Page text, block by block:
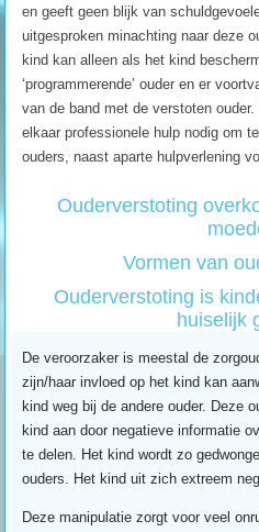
en geeft geen blijk van
uitgesproken minachting naar deze
kind kan alleen als het kind
‘programmerende’ ouder en er
van de band met de verstoten
elkaar professionele hulp nodig om
ouders, naast aparte hulpverlening
Ouderverstoting
Vormen van
Ouderverstoting is
huiselijk
De veroorzaker is meestal de
zijn/haar invloed op het kind kan
kind weg bij de andere ouder. Deze
kind aan door negatieve informatie
te delen. Het kind wordt zo
ouders. Het kind uit zich extreem
Deze manipulatie zorgt voor veel